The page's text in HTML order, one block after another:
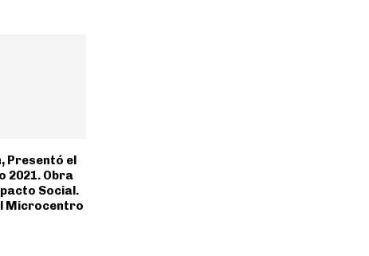
Presentó el
2021. Obra
Social.
Microcentro